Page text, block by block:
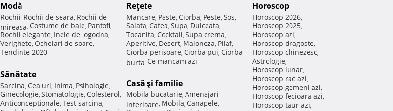
Modă
Rochii, Rochii de seara, Rochii de
mireasa, Costume de baie, Pantofi,
Rochii elegante, Inele de logodna,
Verighete, Ochelari de soare,
Tendinte 2020
Sănătate
Sarcina, Ceaiuri, Inima, Psihologie,
Ginecologie, Stomatologie, Colesterol,
Anticonceptionale, Test sarcina,
Reţete
Mancare, Paste, Ciorba, Peste, Sos,
Salata, Cafea, Supa, Dulceata,
Tocanita, Cocktail, Supa crema,
Aperitive, Desert, Maioneza, Pilaf,
Ciorba perisoare, Ciorba pui, Ciorba
burta, Ce mancam azi
Casă şi familie
Mobila bucatarie, Amenajari
interioare, Mobila, Canapele,
Horoscop
Horoscop 2026,
Horoscop 2025,
Horoscop azi,
Horoscop dragoste,
Horoscop chinezesc,
Astrologie,
Horoscop lunar,
Horoscop rac azi,
Horoscop gemeni azi,
Horoscop fecioara azi,
Horoscop taur azi,